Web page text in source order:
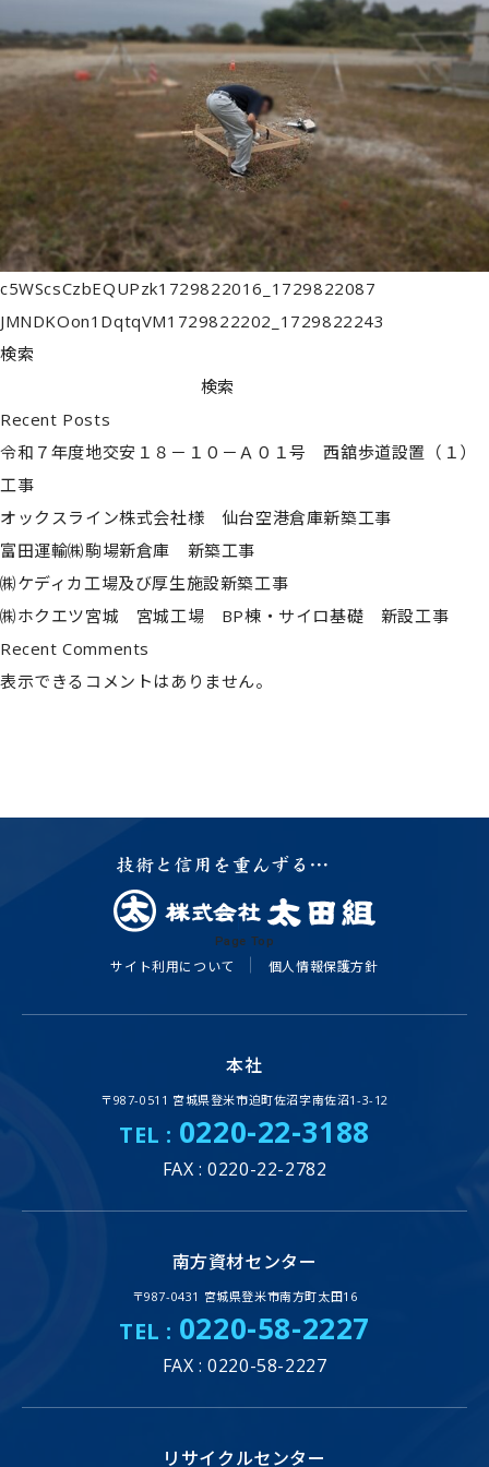
© 2022 OTAGUMI Corporation
c5WScsCzbEQUPzk1729822016_1729822087
JMNDKOon1DqtqVM1729822202_1729822243
検索
検索
Recent Posts
令和７年度地交安１８－１０－Ａ０１号 西舘歩道設置（１）
工事
オックスライン株式会社様 仙台空港倉庫新築工事
富田運輸㈱駒場新倉庫 新築工事
㈱ケディカ工場及び厚生施設新築工事
㈱ホクエツ宮城 宮城工場 BP棟・サイロ基礎 新設工事
Recent Comments
表示できるコメントはありません。
Page Top
サイト利用について 個人情報保護方針
本社
〒987-0511 宮城県登米市迫町佐沼字南佐沼1-3-12
TEL : 0220-22-3188
FAX : 0220-22-2782
南方資材センター
〒987-0431 宮城県登米市南方町太田16
TEL : 0220-58-2227
FAX : 0220-58-2227
リサイクルセンター